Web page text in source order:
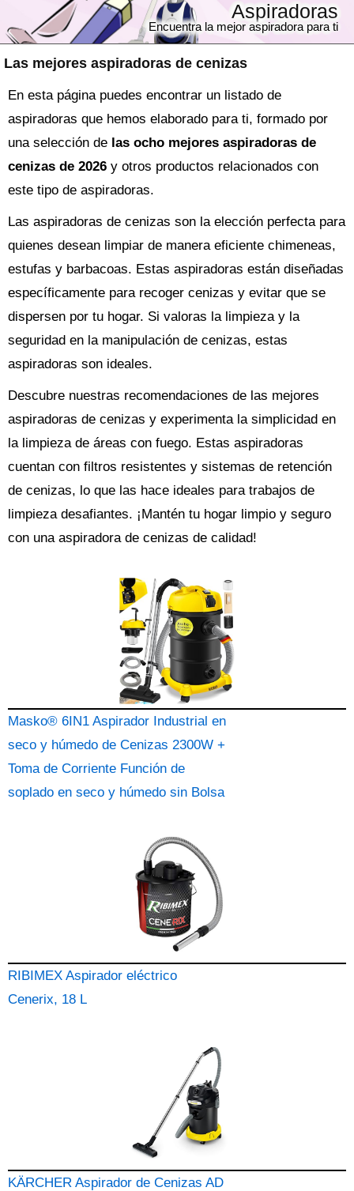
Las mejores aspiradoras de cenizas
Aspiradoras
Encuentra la mejor aspiradora para ti
En esta página puedes encontrar un listado de
aspiradoras que hemos elaborado para ti, formado por
una selección de las ocho mejores aspiradoras de
cenizas de 2026 y otros productos relacionados con
este tipo de aspiradoras.
Las aspiradoras de cenizas son la elección perfecta para
quienes desean limpiar de manera eficiente chimeneas,
estufas y barbacoas. Estas aspiradoras están diseñadas
específicamente para recoger cenizas y evitar que se
dispersen por tu hogar. Si valoras la limpieza y la
seguridad en la manipulación de cenizas, estas
aspiradoras son ideales.
Descubre nuestras recomendaciones de las mejores
aspiradoras de cenizas y experimenta la simplicidad en
la limpieza de áreas con fuego. Estas aspiradoras
cuentan con filtros resistentes y sistemas de retención
de cenizas, lo que las hace ideales para trabajos de
limpieza desafiantes. ¡Mantén tu hogar limpio y seguro
con una aspiradora de cenizas de calidad!
Masko® 6IN1 Aspirador Industrial en
seco y húmedo de Cenizas 2300W +
Toma de Corriente Función de
soplado en seco y húmedo sin Bolsa
RIBIMEX Aspirador eléctrico
Cenerix, 18 L
KÄRCHER Aspirador de Cenizas AD